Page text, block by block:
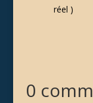
réel )
0